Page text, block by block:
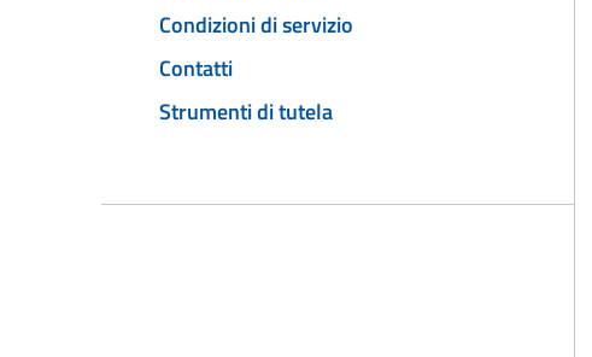
Condizioni di servizio
Contatti
Strumenti di tutela